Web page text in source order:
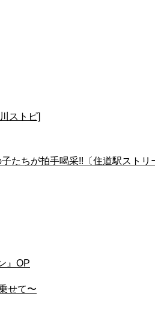
ストピ]
たちが拍手喝采!!〔住道駅ストリ
』OP
せて〜